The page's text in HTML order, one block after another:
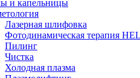
и капельницы
Лазерная шлифовка
Фотодинамическая терапия
Пилинг
Чистка
Холодная плазма